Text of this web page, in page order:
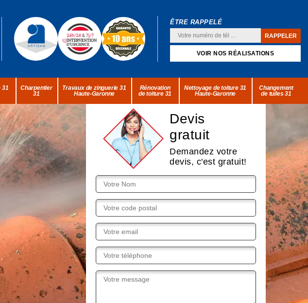
ÊTRE RAPPELÉ
VOIR NOS RÉALISATIONS
31
Charpentier
31
Travaux de zinguerie 31
Haute-Garonne
Rénovation
de toiture 31
Nettoyage de toiture 31
Haute-Garonne
Changement
de tuiles 31
Devis
gratuit
Demandez votre
devis, c'est gratuit!